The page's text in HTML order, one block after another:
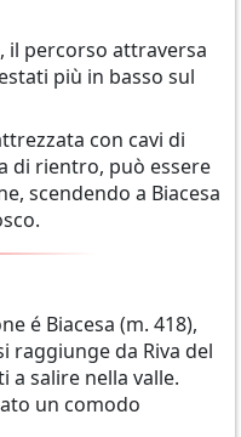
il percorso attraversa
più in basso sul
con cavi di
di rientro, può essere
scendendo a Biacesa
é Biacesa (m. 418),
raggiunge da Riva del
a salire nella valle.
un comodo